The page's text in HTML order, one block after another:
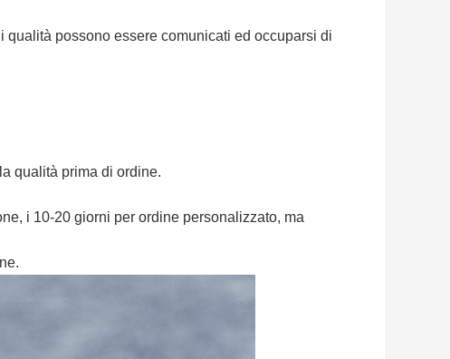
possono essere comunicati ed occuparsi di
qualità prima di ordine.
i 10-20 giorni per ordine personalizzato, ma